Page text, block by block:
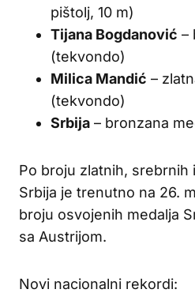
pištolj, 10 m)
Tijana Bogdanović –
(tekvondo)
Milica Mandić –
(tekvondo)
Srbija – bronzana
Po broju zlatnih, srebrnih
Srbija je trenutno na 26.
broju osvojenih medalja
sa Austrijom.
Novi nacionalni rekordi: